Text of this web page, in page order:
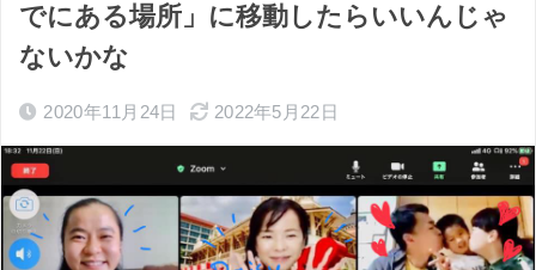
でにある場所」に移動したらいいんじゃ
ないかな
2020年11月24日 2022年5月22日